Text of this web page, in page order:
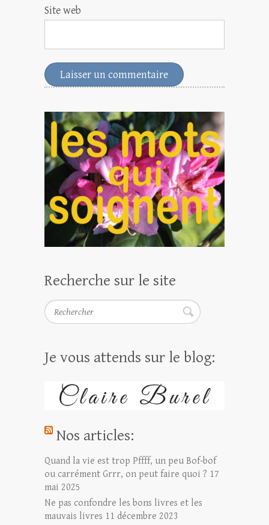
Site web
Recherche sur le site
Rechercher
Je vous attends sur le blog:
Nos articles:
Quand la vie est trop Pffff, un peu Bof-bof
ou carrément Grrr, on peut faire quoi ? 17
mai 2025
Ne pas confondre les bons livres et les
mauvais livres 11 décembre 2023